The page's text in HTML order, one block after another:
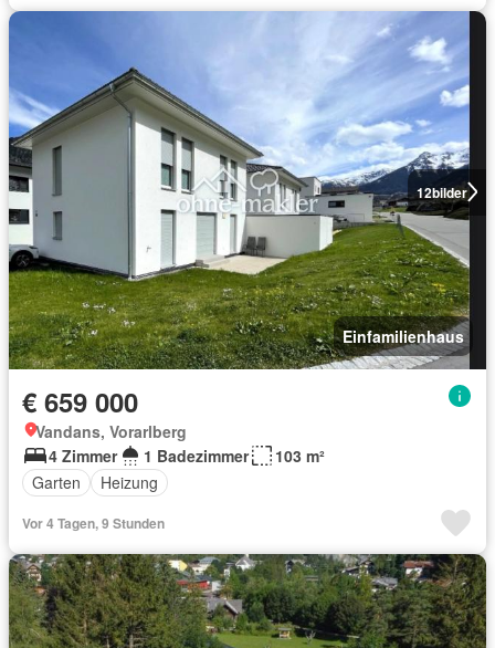
12bilder
Einfamilienhaus
€ 659 000
Vandans, Vorarlberg
4 Zimmer
1 Badezimmer
103 m²
Garten
Heizung
Vor 4 Tagen, 9 Stunden